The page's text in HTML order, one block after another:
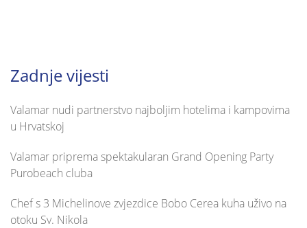
Zadnje vijesti
Valamar nudi partnerstvo najboljim hotelima i kampovima
u Hrvatskoj
Valamar priprema spektakularan Grand Opening Party
Purobeach cluba
Chef s 3 Michelinove zvjezdice Bobo Cerea kuha uživo na
otoku Sv. Nikola